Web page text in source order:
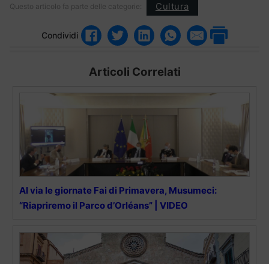
Questo articolo fa parte delle categorie: Cultura
Condividi
Articoli Correlati
Al via le giornate Fai di Primavera, Musumeci:
“Riapriremo il Parco d’Orléans” | VIDEO